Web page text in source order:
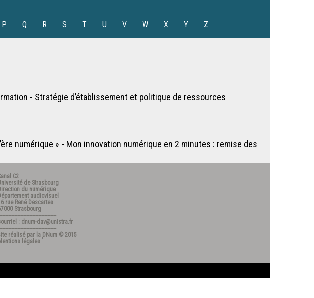
P Q R S T U V W X Y Z
- Stratégie d’établissement et politique de ressources
numérique » - Mon innovation numérique en 2 minutes : remise des
C2
de Strasbourg
du numérique
audiovisuel
rue René Descartes
Strasbourg
: dnum-dav@unistra.fr
réalisé par la DNum © 2015
légales